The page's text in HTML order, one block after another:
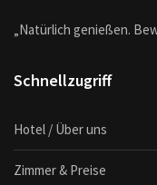
„Natürlich genießen.
Schnellzugriff
Hotel / Über uns
Zimmer & Preise